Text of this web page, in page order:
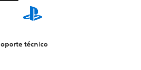
técnico